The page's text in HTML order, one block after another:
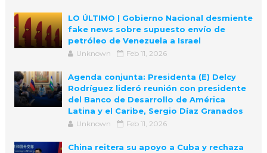
LO ÚLTIMO | Gobierno Nacional desmiente
fake news sobre supuesto envío de
petróleo de Venezuela a Israel
Unknown Feb 11, 2026
Agenda conjunta: Presidenta (E) Delcy
Rodríguez lideró reunión con presidente
del Banco de Desarrollo de América
Latina y el Caribe, Sergio Díaz Granados
Unknown Feb 11, 2026
China reitera su apoyo a Cuba y rechaza